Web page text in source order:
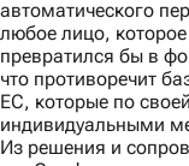
автоматического
любое лицо,
превратился бы в
что противоречит
ЕС, которые по
индивидуальными
Из решения и